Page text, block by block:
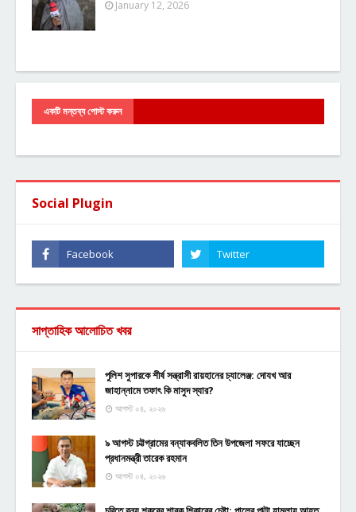
January 12, 2026
একটি মন্তব্য পোস্ট করুন
Social Plugin
সাপ্তাহিক আলোচিত খবর
পুলিশ সুপারকে শীর্ষ সন্ত্রাসী রায়হানের চ্যালেঞ্জ: দোযখ আর
জাহান্নামে তফাৎ কি মাসুদ স্যার?
আগস্ট ০৪, ২০২৬
৯ আগস্ট চট্টগ্রামের বন্যাকবলিত তিন উপজেলা সফরে যাচ্ছেন
প্রধানমন্ত্রী তারেক রহমান
আগস্ট ০৪, ২০২৬